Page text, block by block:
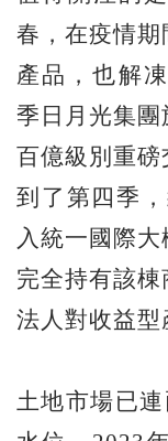
春，在疫情期
產品，也解
季日月光集團
百億級別重磅
到了第四季
入統一國際
完全持有該
法人對收益型
土地市場已